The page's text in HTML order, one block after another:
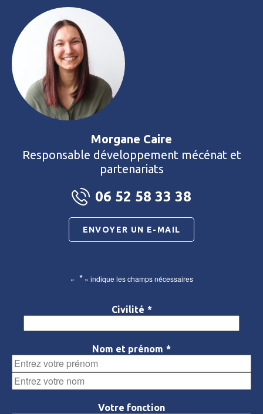
Morgane Caire
Responsable développement mécénat et
partenariats
06 52 58 33 38
ENVOYER UN E-MAIL
« *» indique les champs nécessaires
Civilité *
Nom et prénom *
Prénom
Votre fonction